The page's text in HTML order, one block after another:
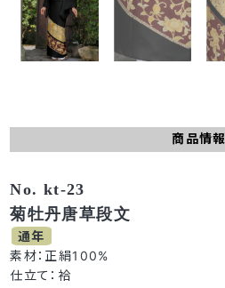
商品情報
No. kt-23
菊牡丹唐草段文
通年
素材：正絹100%
仕立て：袷